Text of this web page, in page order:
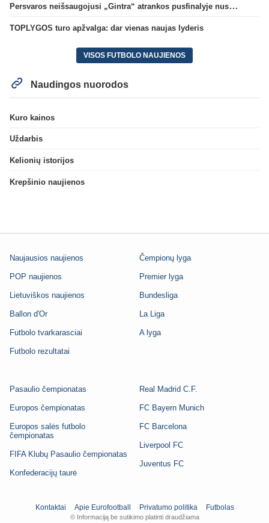
Persvaros neišsaugojusi „Gintra“ atrankos pusfinalyje nusileido Škotijos čempionėms
TOPLYGOS turo apžvalga: dar vienas naujas lyderis
VISOS FUTBOLO NAUJIENOS
Naudingos nuorodos
Kuro kainos
Uždarbis
Kelionių istorijos
Krepšinio naujienos
Naujausios naujienos
POP naujienos
Lietuviškos naujienos
Ballon d'Or
Futbolo tvarkarasciai
Futbolo rezultatai
Čempionų lyga
Premier lyga
Bundesliga
La Liga
A lyga
Pasaulio čempionatas
Europos čempionatas
Europos salės futbolo
čempionatas
FIFA Klubų Pasaulio čempionatas
Konfederacijų taurė
Real Madrid C.F.
FC Bayern Munich
FC Barcelona
Liverpool FC
Juventus FC
Kontaktai Apie Eurofootball Privatumo politika Futbolas
© Informaciją be sutikimo platinti draudžiama